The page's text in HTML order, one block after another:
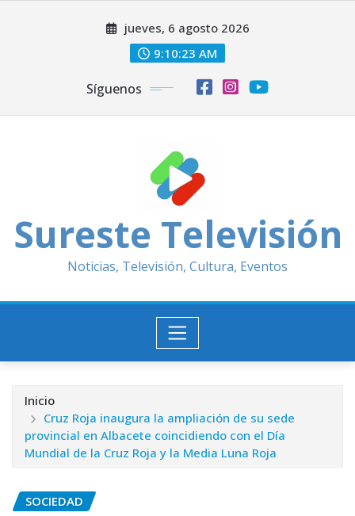
jueves, 6 agosto 2026
9:10:25 AM
Síguenos
Sureste Televisión
Noticias, Televisión, Cultura, Eventos
Inicio
Cruz Roja inaugura la ampliación de su sede
provincial en Albacete coincidiendo con el Día
Mundial de la Cruz Roja y la Media Luna Roja
SOCIEDAD